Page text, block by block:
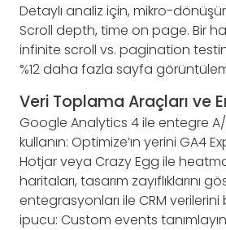
Detaylı analiz için, mikro-
Scroll depth, time on page. Bir
infinite scroll vs. pagination
%12 daha fazla sayfa
Veri Toplama Araçları ve
Google Analytics 4 ile entegre
kullanın: Optimize’ın yerini GA4
Hotjar veya Crazy Egg ile
haritaları, tasarım zayıflıklarını
entegrasyonları ile CRM verilerini
ipucu: Custom events